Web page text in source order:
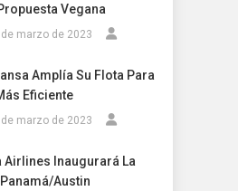
Vegana
marzo de 2023
Amplía Su Flota Para
Eficiente
marzo de 2023
Airlines Inaugurará La
Panamá/Austin